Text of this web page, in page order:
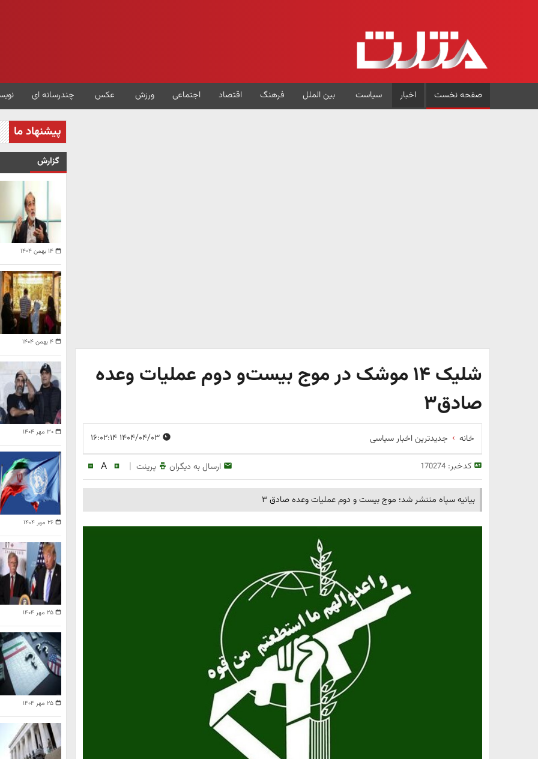
صفحه نخست اخبار سیاست بین الملل فرهنگ اقتصاد اجتماعی ورزش عکس چندرسانه ای
شلیک ۱۴ موشک در موج بیست‌و دوم عملیات وعده
صادق۳
خانه جدیدترین اخبار سیاسی
کدخبر:170274 ارسال به دیگران پرینت |
A
بیانیه سپاه منتشر شد؛ موج بیست و دوم عملیات وعده صادق ۳
پیشنهاد ما
گزارش
۱۴ بهمن ۱۴۰۴
۴ بهمن ۱۴۰۴
۳۰ مهر ۱۴۰۴
۲۶ مهر ۱۴۰۴
۲۵ مهر ۱۴۰۴
۲۵ مهر ۱۴۰۴